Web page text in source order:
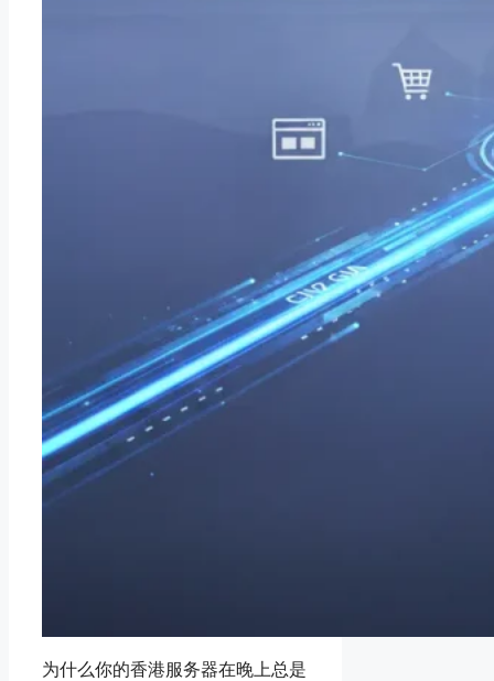
为什么你的香港服务器在晚上总是